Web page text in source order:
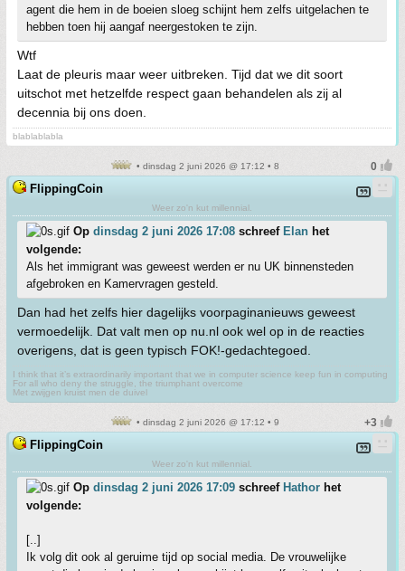
agent die hem in de boeien sloeg schijnt hem zelfs uitgelachen te
hebben toen hij aangaf neergestoken te zijn.
Wtf
Laat de pleuris maar weer uitbreken. Tijd dat we dit soort
uitschot met hetzelfde respect gaan behandelen als zij al
decennia bij ons doen.
blablablabla
• dinsdag 2 juni 2026 @ 17:12 • 8
FlippingCoin
Weer zo'n kut millennial.
Op dinsdag 2 juni 2026 17:08 schreef Elan het
volgende:
Als het immigrant was geweest werden er nu UK binnensteden
afgebroken en Kamervragen gesteld.
Dan had het zelfs hier dagelijks voorpaginanieuws geweest
vermoedelijk. Dat valt men op nu.nl ook wel op in de reacties
overigens, dat is geen typisch FOK!-gedachtegoed.
I think that it’s extraordinarily important that we in computer science keep fun in computing
For all who deny the struggle, the triumphant overcome
Met zwijgen kruist men de duivel
• dinsdag 2 juni 2026 @ 17:12 • 9
FlippingCoin
Weer zo'n kut millennial.
Op dinsdag 2 juni 2026 17:09 schreef Hathor het
volgende:
[..]
Ik volg dit ook al geruime tijd op social media. De vrouwelijke